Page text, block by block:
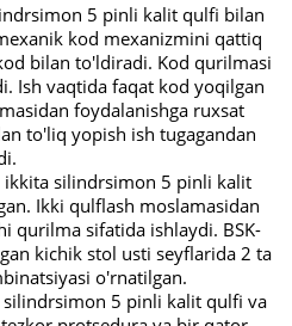
5 pinli kalit qulfi bilan
kod mexanizmini qattiq
bilan to'ldiradi. Kod qurilmasi
Ish vaqtida faqat kod yoqilgan
foydalanishga ruxsat
to'liq yopish ish tugagandan
ikkita silindrsimon 5 pinli kalit
Ikki qulflash moslamasidan
qurilma sifatida ishlaydi. BSK-
kichik stol usti seyflarida 2 ta
o'rnatilgan.
silindrsimon 5 pinli kalit qulfi va